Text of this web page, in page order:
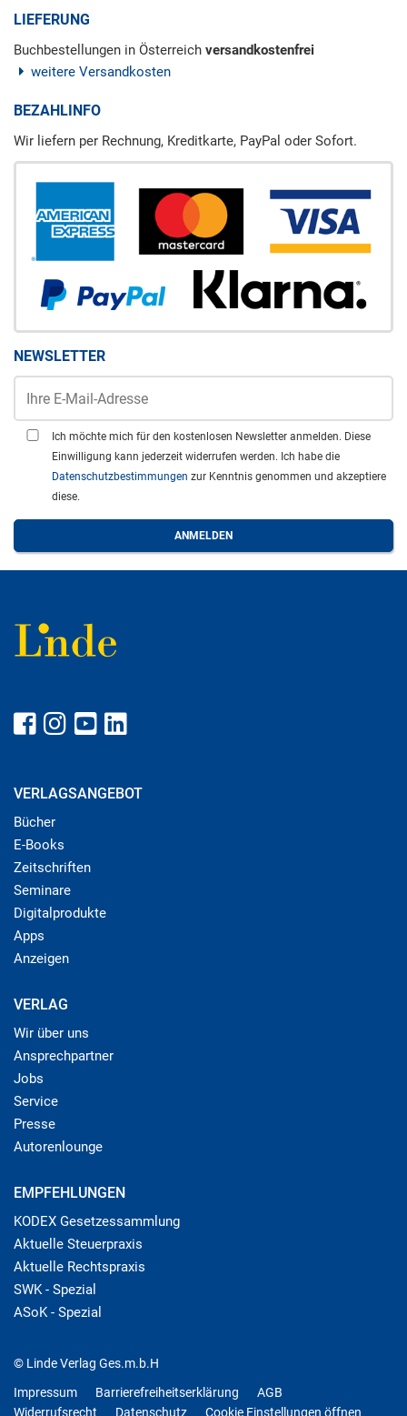
LIEFERUNG
Buchbestellungen in Österreich versandkostenfrei
weitere Versandkosten
BEZAHLINFO
Wir liefern per Rechnung, Kreditkarte, PayPal oder Sofort.
NEWSLETTER
Ich möchte mich für den kostenlosen Newsletter anmelden. Diese
Einwilligung kann jederzeit widerrufen werden. Ich habe die
Datenschutzbestimmungen zur Kenntnis genommen und akzeptiere
diese.
VERLAGSANGEBOT
Bücher
E-Books
Zeitschriften
Seminare
Digitalprodukte
Apps
Anzeigen
VERLAG
Wir über uns
Ansprechpartner
Jobs
Service
Presse
Autorenlounge
EMPFEHLUNGEN
KODEX Gesetzessammlung
Aktuelle Steuerpraxis
Aktuelle Rechtspraxis
SWK - Spezial
ASoK - Spezial
© Linde Verlag Ges.m.b.H
Impressum
Barrierefreiheitserklärung
AGB
Widerrufsrecht
Datenschutz Cookie Einstellungen öffnen